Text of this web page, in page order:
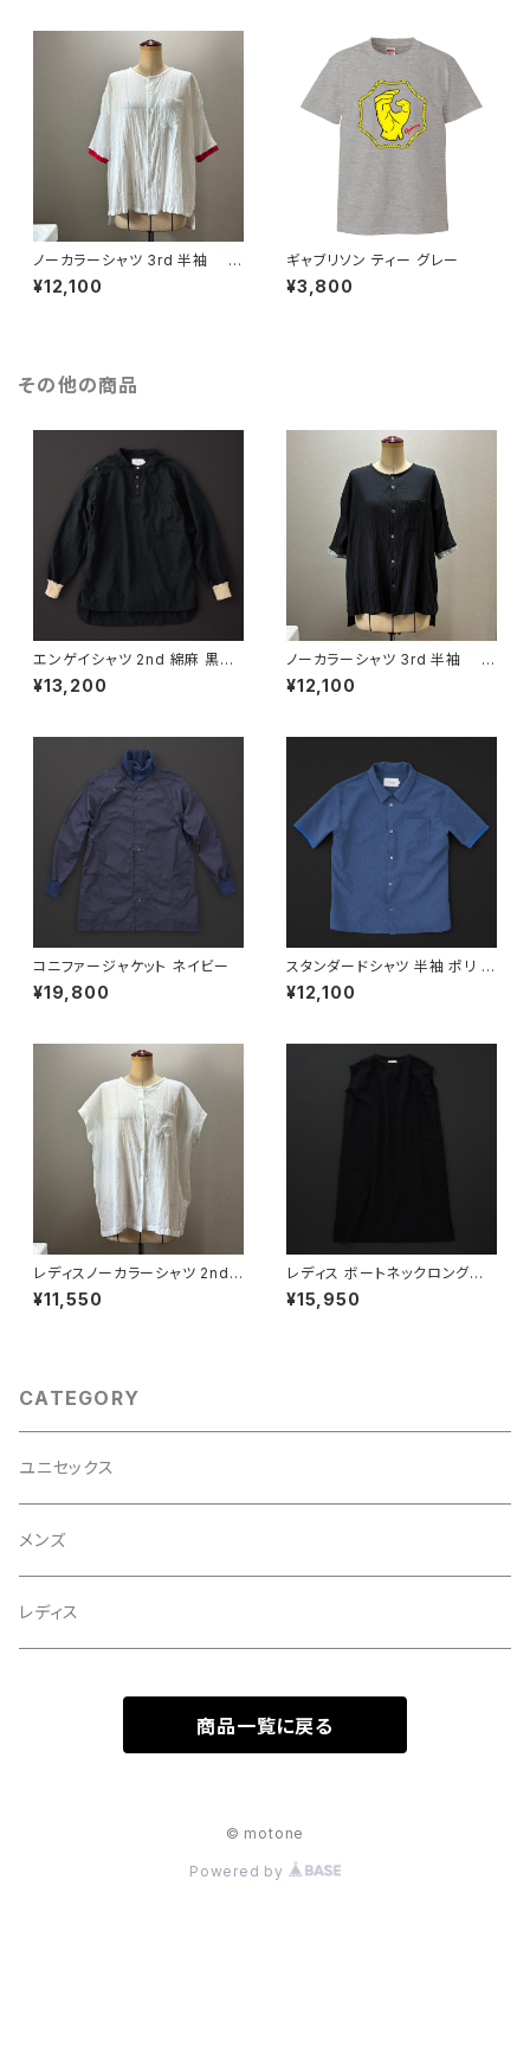
ノーカラーシャツ 3rd 半袖 白
×赤
¥12,100
ギャブリソン ティー グレー
¥3,800
その他の商品
エンゲイシャツ 2nd 綿麻 黒×
羊
¥13,200
ノーカラーシャツ 3rd 半袖 黒
×灰
¥12,100
コニファージャケット ネイビー
¥19,800
スタンダードシャツ 半袖 ポリ ブ
ルー
¥12,100
レディスノーカラーシャツ 2nd
ノースリーブ 白×白
¥11,550
レディス ボートネックロングワ
ンピース ノースリーブ 黒×黒
¥15,950
CATEGORY
ユニセックス
メンズ
レディス
商品一覧に戻る
© motone
Powered by